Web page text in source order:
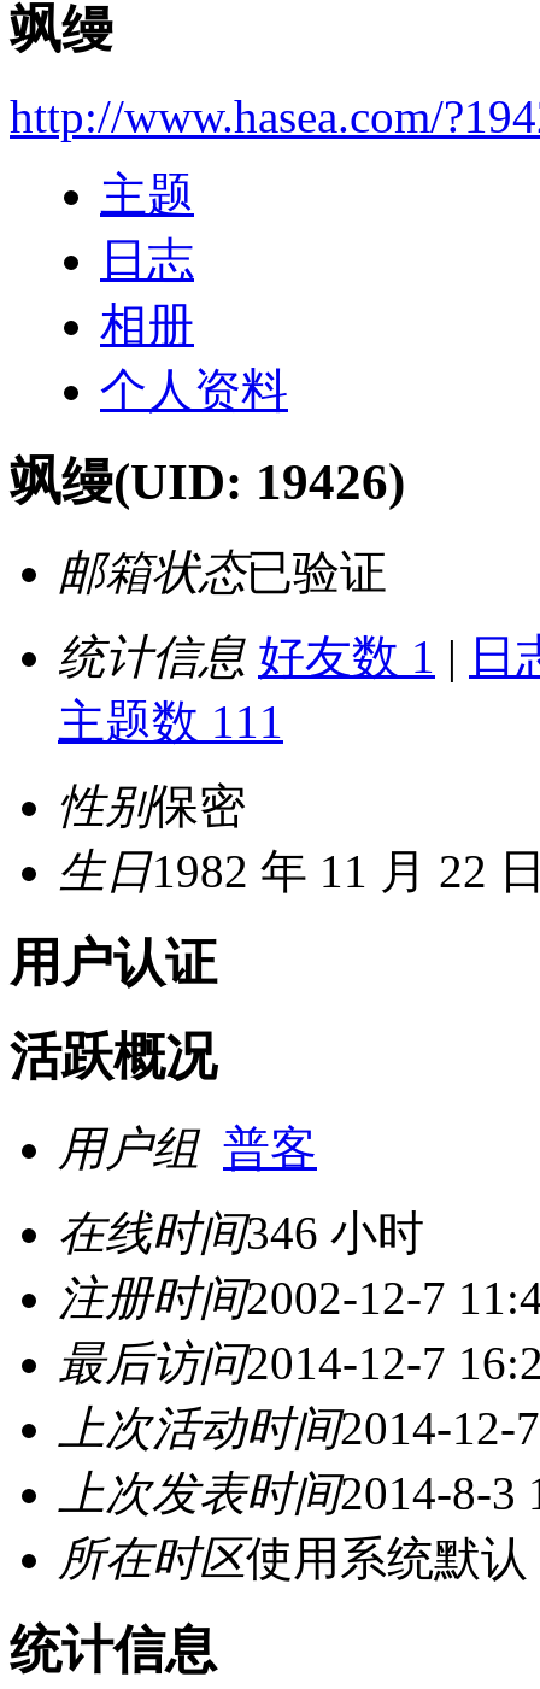
飒缦
http://www.hasea.com/
主题
日志
相册
个人资料
飒缦(UID: 19426)
邮箱状态已验证
统计信息 好友数 1 | 日
主题数 111
性别保密
生日1982 年 11 月 22
用户认证
活跃概况
用户组 普客
在线时间346 小时
注册时间2002-12-7
最后访问2014-12-7
上次活动时间2014-12-
上次发表时间2014-8-3
所在时区使用系统默认
统计信息